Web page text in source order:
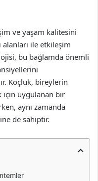
ve yaşam kalitesini
alanları ile etkileşim
bu bağlamda önemli
Koçluk, bireylerin
için uygulanan bir
aynı zamanda
de sahiptir.